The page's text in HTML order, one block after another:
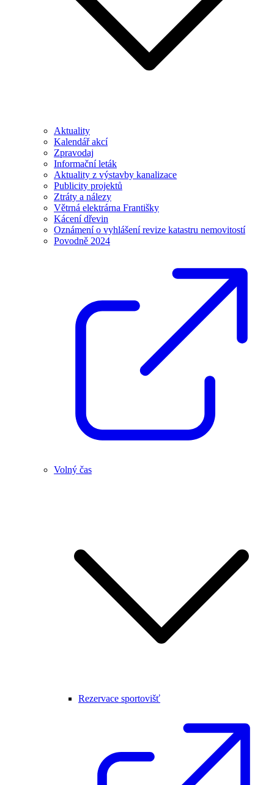
Aktuality
Kalendář akcí
Zpravodaj
Informační leták
Aktuality z výstavby kanalizace
Publicity projektů
Ztráty a nálezy
Větrná elektrárna Františky
Kácení dřevin
Oznámení o vyhlášení revize katastru nemovitostí
Povodně 2024
Volný čas
Rezervace sportovišť